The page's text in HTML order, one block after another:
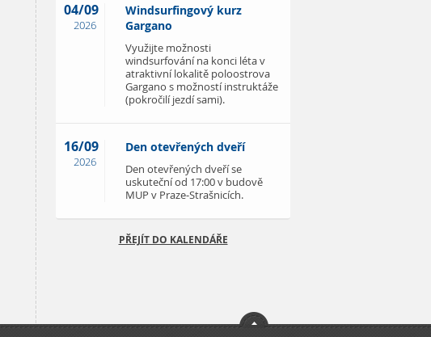
04/09
2026
Windsurfingový kurz
Gargano
Využijte možnosti
windsurfování na konci léta v
atraktivní lokalitě poloostrova
Gargano s možností instruktáže
(pokročilí jezdí sami).
16/09
2026
Den otevřených dveří
Den otevřených dveří se
uskuteční od 17:00 v budově
MUP v Praze-Strašnicích.
PŘEJÍT DO KALENDÁŘE